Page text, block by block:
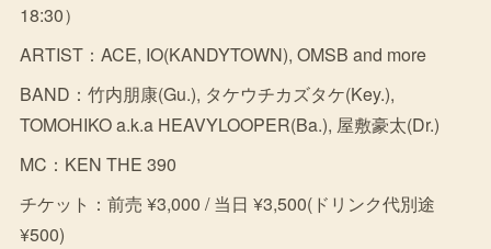
18:30）
ARTIST：ACE, IO(KANDYTOWN), OMSB and more
BAND：竹内朋康(Gu.), タケウチカズタケ(Key.),
TOMOHIKO a.k.a HEAVYLOOPER(Ba.), 屋敷豪太(Dr.)
MC：KEN THE 390
チケット：前売 ¥3,000 / 当日 ¥3,500(ドリンク代別途
¥500)